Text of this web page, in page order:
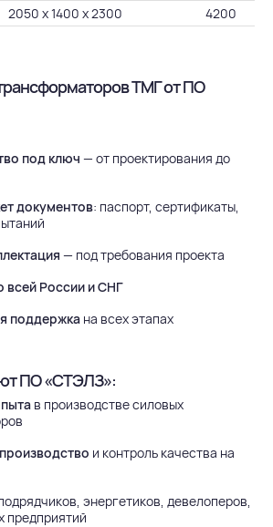
2050 х 1400 х 2300 4200
ТМГ от ПО
под ключ — от проектирования до
документов: паспорт, сертификаты,
— под требования проекта
всей России и СНГ
поддержка на всех этапах
ПО «СТЭЛЗ»:
в производстве силовых
и контроль качества на
энергетиков, девелоперов,
предприятий